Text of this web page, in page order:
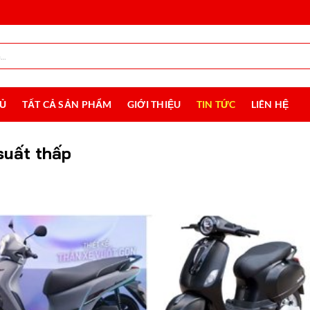
TẤT CẢ SẢN PHẨM GIỚI THIỆU TIN TỨC LIÊN HỆ
thấp